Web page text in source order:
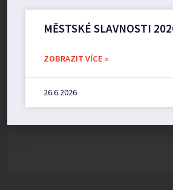
MĚSTSKÉ SLAVNOSTI
ZOBRAZIT VÍCE »
26.6.2026